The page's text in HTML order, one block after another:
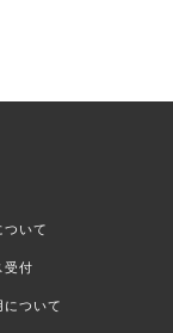
ついて
受付
について